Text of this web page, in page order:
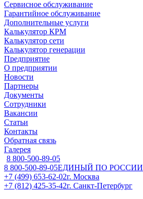
Сервисное обслуживание
Гарантийное обслуживание
Дополнительные услуги
Калькулятор КРМ
Калькулятор сети
Калькулятор генерации
Предприятие
О предприятии
Новости
Партнеры
Документы
Сотрудники
Вакансии
Статьи
Контакты
Обратная связь
Галерея
8 800-500-89-05
8 800-500-89-05ЕДИНЫЙ ПО РОССИИ
+7 (499) 653-62-02г. Москва
+7 (812) 425-35-42г. Санкт-Петербург